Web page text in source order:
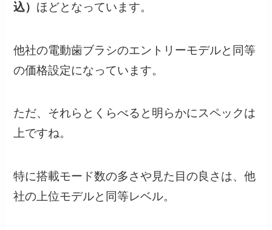
込） ほどとなっています。
他社の電動歯ブラシのエントリーモデルと同等
の価格設定になっています。
ただ、それらとくらべると明らかにスペックは
上ですね。
特に搭載モード数の多さや見た目の良さは、他
社の上位モデルと同等レベル。